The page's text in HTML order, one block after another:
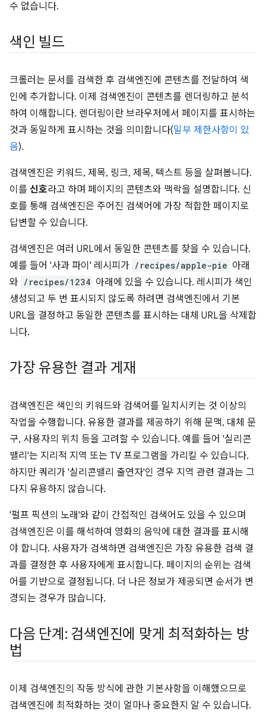
수 없습니다.
색인 빌드
크롤러는 문서를 검색한 후 검색엔진에 콘텐츠를 전달하여 색
인에 추가합니다. 이제 검색엔진이 콘텐츠를 렌더링하고 분석
하여 이해합니다. 렌더링이란 브라우저에서 페이지를 표시하는
것과 동일하게 표시하는 것을 의미합니다(일부 제한사항이 있
음).
검색엔진은 키워드, 제목, 링크, 제목, 텍스트 등을 살펴봅니다.
이를 신호라고 하며 페이지의 콘텐츠와 맥락을 설명합니다. 신
호를 통해 검색엔진은 주어진 검색어에 가장 적합한 페이지로
답변할 수 있습니다.
검색엔진은 여러 URL에서 동일한 콘텐츠를 찾을 수 있습니다.
예를 들어 '사과 파이' 레시피가 /recipes/apple-pie 아래
와 /recipes/1234 아래에 있을 수 있습니다. 레시피가 색인
생성되고 두 번 표시되지 않도록 하려면 검색엔진에서 기본
URL을 결정하고 동일한 콘텐츠를 표시하는 대체 URL을 삭제합
니다.
가장 유용한 결과 게재
검색엔진은 색인의 키워드와 검색어를 일치시키는 것 이상의
작업을 수행합니다. 유용한 결과를 제공하기 위해 문맥, 대체 문
구, 사용자의 위치 등을 고려할 수 있습니다. 예를 들어 '실리콘
밸리'는 지리적 지역 또는 TV 프로그램을 가리킬 수 있습니다.
하지만 쿼리가 '실리콘밸리 출연자'인 경우 지역 관련 결과는 그
다지 유용하지 않습니다.
'펄프 픽션의 노래'와 같이 간접적인 검색어도 있을 수 있으며
검색엔진은 이를 해석하여 영화의 음악에 대한 결과를 표시해
야 합니다. 사용자가 검색하면 검색엔진은 가장 유용한 검색 결
과를 결정한 후 사용자에게 표시합니다. 페이지의 순위는 검색
어를 기반으로 결정됩니다. 더 나은 정보가 제공되면 순서가 변
경되는 경우가 많습니다.
다음 단계: 검색엔진에 맞게 최적화하는 방
법
이제 검색엔진의 작동 방식에 관한 기본사항을 이해했으므로
검색엔진에 최적화하는 것이 얼마나 중요한지 알 수 있습니다.